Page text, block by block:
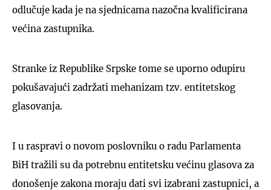
odlučuje kada je na sjednicama nazočna kvalificirana
većina zastupnika.
Stranke iz Republike Srpske tome se uporno odupiru
pokušavajući zadržati mehanizam tzv. entitetskog
glasovanja.
I u raspravi o novom poslovniku o radu Parlamenta
BiH tražili su da potrebnu entitetsku većinu glasova za
donošenje zakona moraju dati svi izabrani zastupnici, a